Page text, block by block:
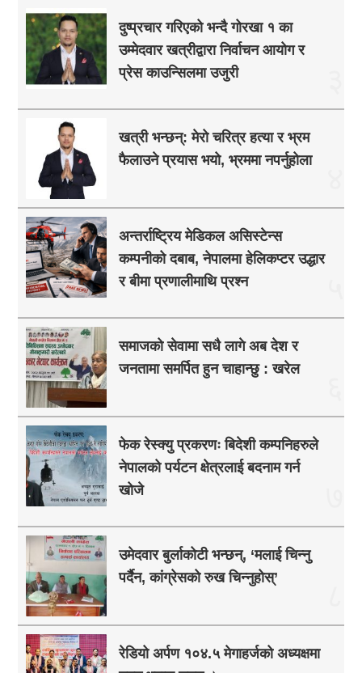
दुष्प्रचार गरिएको भन्दै गोरखा १ का
उम्मेदवार खत्रीद्वारा निर्वाचन आयोग र
प्रेस काउन्सिलमा उजुरी
खत्री भन्छन्: मेरो चरित्र हत्या र भ्रम
फैलाउने प्रयास भयो, भ्रममा नपर्नुहोला
अन्तर्राष्ट्रिय मेडिकल असिस्टेन्स
कम्पनीको दबाब, नेपालमा हेलिकप्टर उद्धार
र बीमा प्रणालीमाथि प्रश्न
समाजको सेवामा सधै लागे अब देश र
जनतामा समर्पित हुन चाहान्छु : खरेल
फेक रेस्क्यु प्रकरणः बिदेशी कम्पनिहरुले
नेपालको पर्यटन क्षेत्रलाई बदनाम गर्न
खोजे
उमेदवार बुर्लाकोटी भन्छन्, ‘मलाई चिन्नु
पर्दैन, कांग्रेसको रुख चिन्नुहोस्’
रेडियो अर्पण १०४.५ मेगाहर्जको अध्यक्षमा